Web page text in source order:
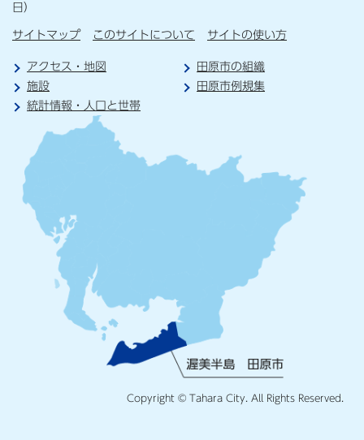
日）
サイトマップ このサイトについて サイトの使い方
アクセス・地図
田原市の組織
施設
田原市例規集
統計情報・人口と世帯
Copyright © Tahara City. All Rights Reserved.